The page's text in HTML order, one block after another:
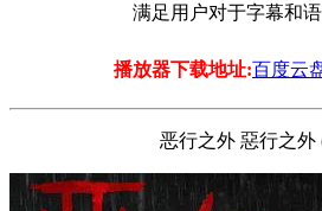
满足用户对于字幕和
播放器下载地址:百度云
恶行之外 惡行之外